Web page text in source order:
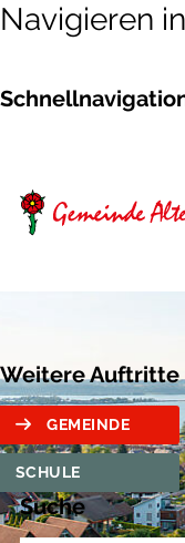
Navigieren
Weitere Auftritte
GEMEINDE
SCHULE
Suche